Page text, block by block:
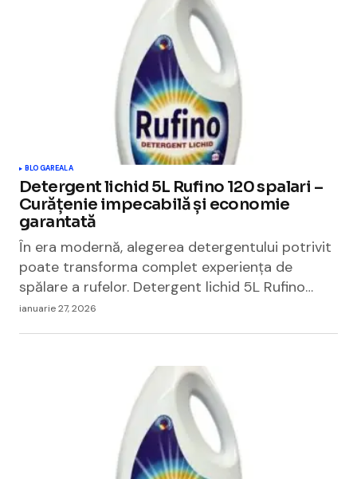
BLOGAREALA
Detergent lichid 5L Rufino 120 spalari –
Curățenie impecabilă și economie
garantată
În era modernă, alegerea detergentului potrivit
poate transforma complet experiența de
spălare a rufelor. Detergent lichid 5L Rufino…
ianuarie 27, 2026